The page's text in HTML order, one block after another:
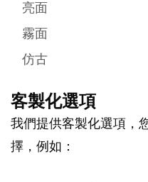
亮面
霧面
仿古
客製化選項
我們提供客製化選項，
擇，例如：